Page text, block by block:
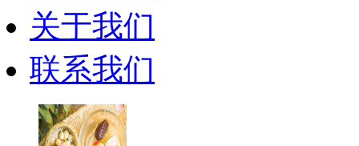
关于我们
联系我们